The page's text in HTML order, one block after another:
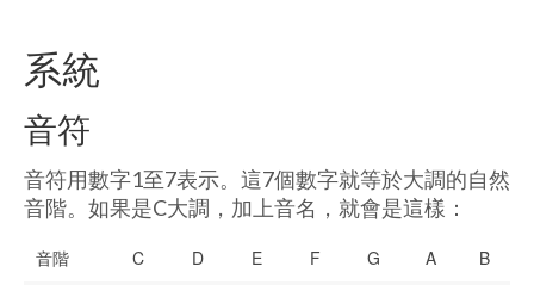
系統
音符
音符用數字1至7表示。這7個數字就等於大調的自然
音階。如果是C大調，加上音名，就會是這樣：
音階 C D E F G A
B